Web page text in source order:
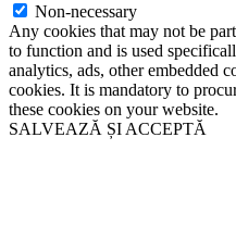
Non-necessary
Any cookies that may not be
to function and is used
analytics, ads, other embedded
cookies. It is mandatory to
these cookies on your website.
SALVEAZĂ ȘI ACCEPTĂ